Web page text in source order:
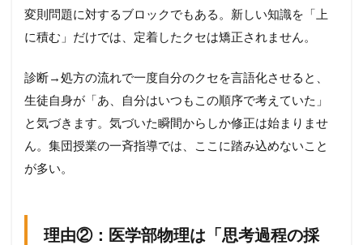
変則問題に対するブロックでもある。新しい知識を「上
に積む」だけでは、定着したクセは矯正されません。
診断→処方の流れで一度自分のクセを言語化させると、
生徒自身が「あ、自分はいつもこの順序で考えていた」
と気づきます。気づいた瞬間からしか修正は始まりませ
ん。集団授業の一斉指導では、ここに踏み込めないこと
が多い。
理由②：医学部物理は「思考過程の採